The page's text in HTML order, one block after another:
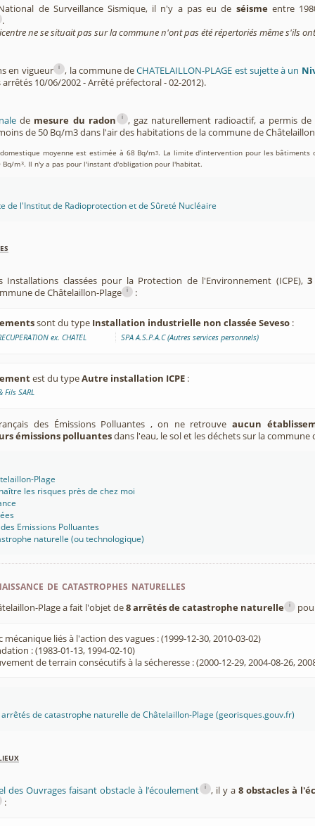
de Surveillance Sismique, il n'y a pas eu de séismeentre
.
ne se situait pas sur la commune n'ont pas été répertoriés même s'ils
en vigueur i , la commune deCHATELAILLON-PLAGE est sujette à un
10/06/2002 - Arrêté préfectoral - 02-2012).
de mesure du radon i
, gaz naturellement radioactif, a permis
de 50 Bq/m3 dans l'air des habitations de la commune de
moyenne est estimée à 68 Bq/m3. La limite d'intervention pour les bâtiments
Bq/m3. Il n'y a pas pour l'instant d'obligation pour l'habitat.
de l'Institut de Radioprotection et de Sûreté Nucléaire
Installations classées pour la Protection de l'Environnement (ICPE),3
de Châtelaillon-Plage
i :
sont du type Installation industrielle non classée Seveso :
ex. CHATEL SPA A.S.P.A.C (Autres services personnels)
est du typeAutre installation ICPE :
Fils SARL
des Émissions Polluantes , on ne retrouveaucun
émissions polluantesdans l'eau, le sol et les déchets sur la commune
Plage
les risques près de chez moi
Emissions Polluantes
naturelle (ou technologique)
de catastrophes naturelles
Plage a fait l'objet de8 arrêtés de catastrophe naturelle i
liés à l'action des vagues : (1999-12-30, 2010-03-02)
: (1983-01-13, 1994-02-10)
de terrain consécutifs à la sécheresse : (2000-12-29, 2004-08-26,
de catastrophe naturelle de Châtelaillon-Plage (georisques.gouv.fr)
des Ouvrages faisant obstacle à l’écoulement i , il y a8 obstacles à
: